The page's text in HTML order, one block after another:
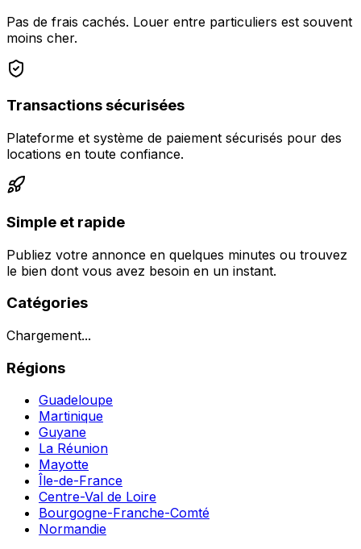
Pas de frais cachés. Louer entre particuliers est souvent
moins cher.
Transactions sécurisées
Plateforme et système de paiement sécurisés pour des
locations en toute confiance.
Simple et rapide
Publiez votre annonce en quelques minutes ou trouvez
le bien dont vous avez besoin en un instant.
Catégories
Chargement...
Régions
Guadeloupe
Martinique
Guyane
La Réunion
Mayotte
Île-de-France
Centre-Val de Loire
Bourgogne-Franche-Comté
Normandie